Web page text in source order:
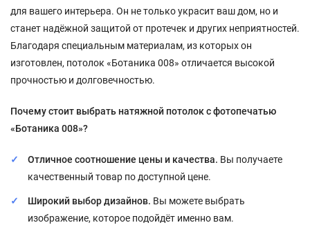
для вашего интерьера. Он не только украсит ваш дом, но и
станет надёжной защитой от протечек и других неприятностей.
Благодаря специальным материалам, из которых он
изготовлен, потолок «Ботаника 008» отличается высокой
прочностью и долговечностью.
Почему стоит выбрать натяжной потолок с фотопечатью
«Ботаника 008»?
Отличное соотношение цены и качества. Вы получаете
качественный товар по доступной цене.
Широкий выбор дизайнов. Вы можете выбрать
изображение, которое подойдёт именно вам.